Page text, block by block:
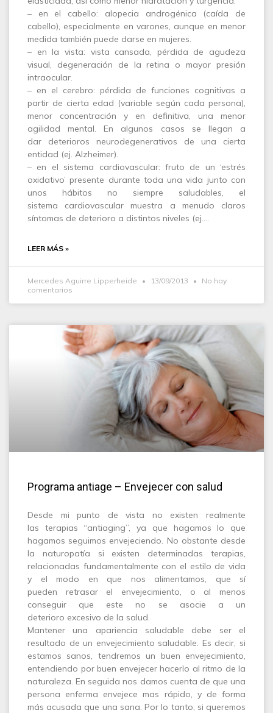
– en el cabello: alopecia androgénica (caída de
cabello), especialmente en varones, aunque en menor
medida también puede darse en mujeres.
– en la vista: vista cansada, pérdida de agudeza
visual, degeneración de la retina o mayor presión
intraocular.
– en el cerebro: pérdida de funciones cognitivas a
partir de cierta edad (variable según cada persona),
menor concentración y en definitiva, una menor
agilidad mental. En algunos casos se llegan a
dar deterioros neurodegenerativos de una cierta
entidad (ej. Alzheimer).
– en el sistema cardiovascular: fruto de un ‘estrés
oxidativo’ presente durante toda una vida junto con
unos hábitos no siempre saludables, el
sistema cardiovascular muestra a menudo claros
síntomas de deterioro a distintos niveles (ej.…
LEER MÁS »
Mercedes Aguirre Lipperheide 13/09/2013
No hay
comentarios
Programa antiage – Envejecer con salud
Desde mi punto de vista no existen realmente
las terapias “antiaging”, ya que hagamos lo que
hagamos seguimos envejeciendo. No obstante desde
la naturopatía si existen determinadas terapias,
relacionadas fundamentalmente con el estilo de vida
y el modo en que nos alimentamos, que sí
pueden retrasar el envejecimiento, o al menos
conseguir que este no se asocie a un
deterioro excesivo de la salud.
Mantener una apariencia saludable debe ser el
resultado de un envejecimiento saludable. Es decir, si
estamos sanos, tendremos un buen envejecimiento,
entendiendo por buen envejecer hacerlo al ritmo de la
naturaleza. En seguida nos damos cuenta de que una
persona enferma envejece mas rápido, y de forma
más acusada que una sana. Por lo tanto, si queremos